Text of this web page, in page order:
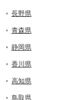
長野県
青森県
静岡県
香川県
高知県
鳥取県